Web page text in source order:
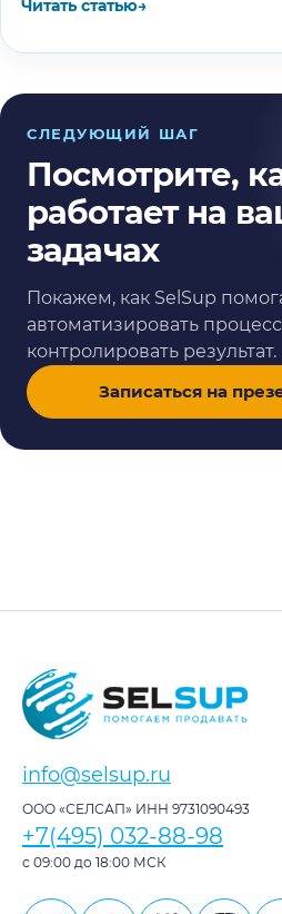
Читать статью→
СЛЕДУЮЩИЙ ШАГ
Посмотрите,
работает на
задачах
Покажем, как SelSup
автоматизировать
контролировать результат.
Записаться на
info@selsup.ru
ООО «СЕЛСАП» ИНН 9731090493
+7(495) 032-88-98
с 09:00 до 18:00 МСК